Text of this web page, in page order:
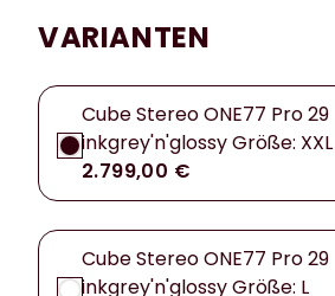
VARIANTEN
Cube Stereo ONE77 Pro 29
inkgrey'n'glossy Größe: XXL
2.799,00 €
Cube Stereo ONE77 Pro 29
inkgrey'n'glossy Größe: L